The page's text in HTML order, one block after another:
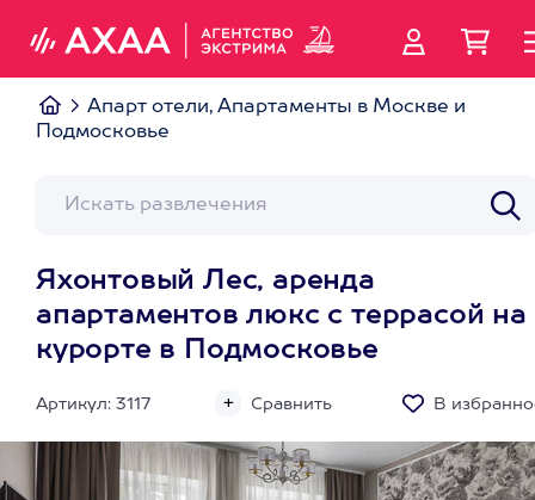
Апарт отели, Апартаменты в Москве и
Подмосковье
Яхонтовый Лес, аренда
апартаментов люкс с террасой на
курорте в Подмосковье
Артикул: 3117 Сравнить В